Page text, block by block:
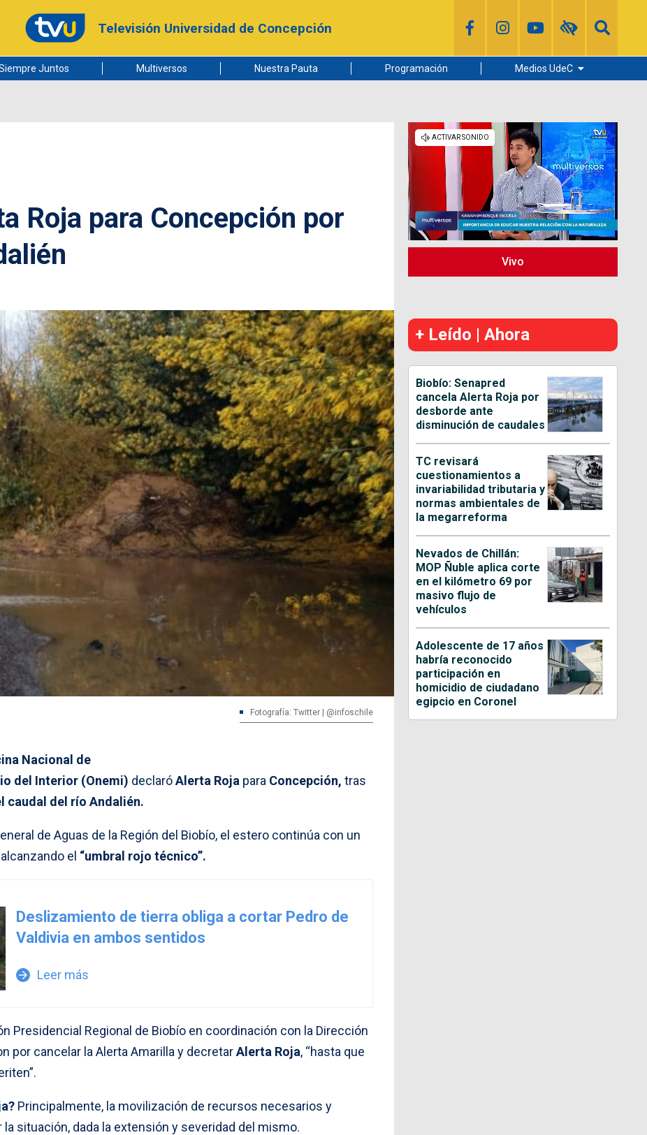
Televisión Universidad de Concepción
Juntos Multiversos Nuestra Pauta Programación Medios UdeC
Radio UdeC
Noticias UdeC
La Discusión
Roja para Concepción por
Fotografía: Twitter | @infoschile
Nacional de
del Interior (Onemi) declaróAlerta Roja para Concepción, tras
caudal del río Andalién.
de Aguas de la Región del Biobío, el estero continúa con un
el “umbral rojo técnico”.
Deslizamiento de tierra obliga a cortar Pedro de
Valdivia en ambos sentidos
arrow_forward Leer más
Presidencial Regional de Biobío en coordinación con la Dirección
por cancelar la Alerta Amarilla y decretarAlerta Roja, “hasta que
Principalmente, la movilización de recursos necesarios y
situación, dada la extensión y severidad del mismo.
Vivo
+ Leído | Ahora
Biobío: Senapred
cancela Alerta Roja por
desborde ante
disminución de caudales
TC revisará
cuestionamientos a
invariabilidad tributaria y
normas ambientales de
la megarreforma
Nevados de Chillán:
MOP Ñuble aplica corte
en el kilómetro 69 por
masivo flujo de
vehículos
Adolescente de 17 años
habría reconocido
participación en
homicidio de ciudadano
egipcio en Coronel